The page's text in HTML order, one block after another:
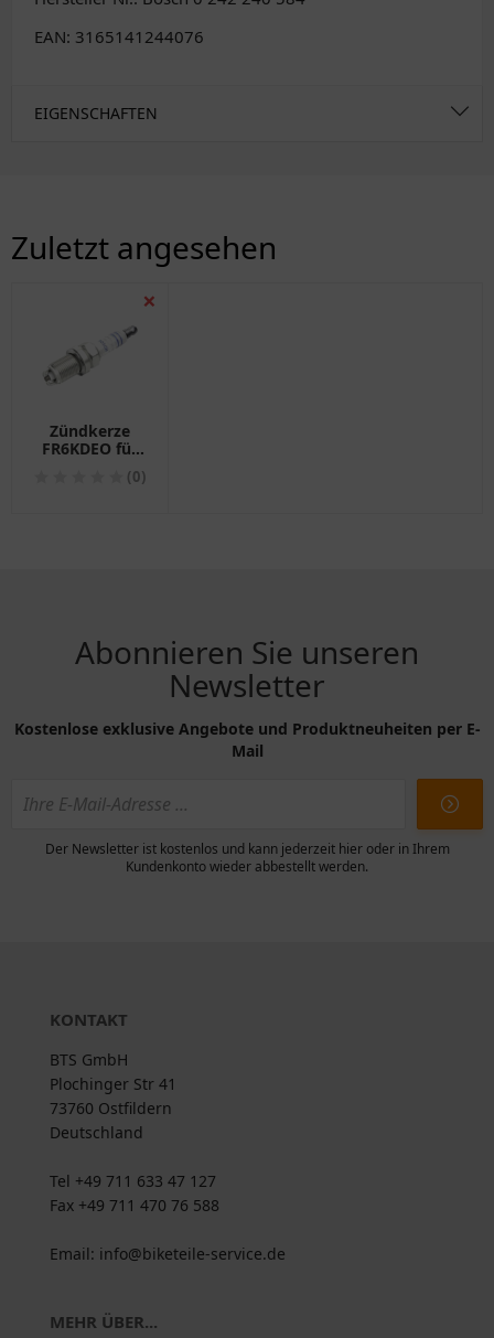
EAN: 3165141244076
EIGENSCHAFTEN
Zuletzt angesehen
❌
Zündkerze
FR6KDEO für
Motorräder(0)
Abonnieren Sie unseren
Newsletter
Kostenlose exklusive Angebote und Produktneuheiten per E-
Mail
Der Newsletter ist kostenlos und kann jederzeit hier oder in Ihrem
Kundenkonto wieder abbestellt werden.
KONTAKT
BTS GmbH
Plochinger Str 41
73760 Ostfildern
Deutschland
Tel +49 711 633 47 127
Fax +49 711 470 76 588
Email: info@biketeile-service.de
MEHR ÜBER...